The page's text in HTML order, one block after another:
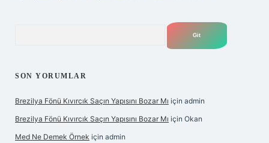
SON YORUMLAR
Brezilya Fönü Kıvırcık Saçın Yapısını Bozar Mı için admin
Brezilya Fönü Kıvırcık Saçın Yapısını Bozar Mı için Okan
Med Ne Demek Örnek için admin